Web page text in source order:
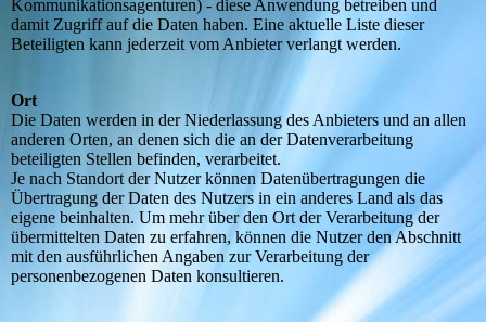
Kommunikationsagenturen) - diese Anwendung betreiben und
damit Zugriff auf die Daten haben. Eine aktuelle Liste dieser
Beteiligten kann jederzeit vom Anbieter verlangt werden.
Ort
Die Daten werden in der Niederlassung des Anbieters und an allen
anderen Orten, an denen sich die an der Datenverarbeitung
beteiligten Stellen befinden, verarbeitet.
Je nach Standort der Nutzer können Datenübertragungen die
Übertragung der Daten des Nutzers in ein anderes Land als das
eigene beinhalten. Um mehr über den Ort der Verarbeitung der
übermittelten Daten zu erfahren, können die Nutzer den Abschnitt
mit den ausführlichen Angaben zur Verarbeitung der
personenbezogenen Daten konsultieren.